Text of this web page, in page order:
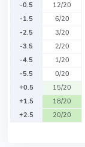
-0.5
12/20
-1.5
6/20
-2.5
3/20
-3.5
2/20
-4.5
1/20
-5.5
0/20
+0.5
15/20
+1.5
18/20
+2.5
20/20